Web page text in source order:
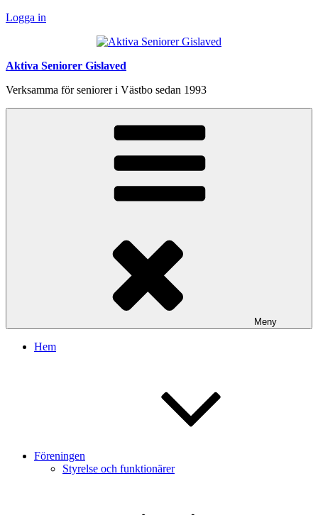
Hoppa
Logga in
Aktiva Seniorer Gislaved
Verksamma för seniorer i Västbo sedan 1993
Meny
Hem
Föreningen
Styrelse och funktionärer